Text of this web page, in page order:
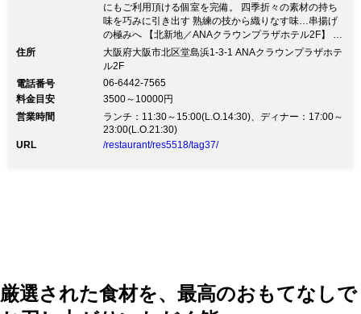
にもご利用頂ける個室を完備。 四季折々の素材の持ち
味を巧みに引き出す 熟練の技から織りなす味…串揚げ
の極みへ 【北新地／ANAクラウンプラザホテル2F】 接
待や結納にもご利用頂ける個室を完備。 四季折々の素
材の持ち味を巧みに引き出す 熟練の技から織りなす
をコンセプトとした当店。 素材の味や香りを最大限に
引き出し、四季折々の季節感も味わっていただけます。
経験豊富なシェフがユニークな視点から作り出す創作料
理・串揚げを、 ソムリエが選ぶワインと共にお楽しみ
ください。 他店では真似のできない逸品をご提供いた
住所
大阪府大阪市北区堂島浜1-3-1 ANAクラウンプラザホテ
ル2F
電話番号
06-6442-7565
料金目安
3500～10000円
営業時間
ランチ：11:30～15:00(L.O.14:30)、ディナー：17:00～
23:00(L.O.21:30)
URL
/restaurant/res5518/tag37/
厳選された食材を、最高のおもてなしで